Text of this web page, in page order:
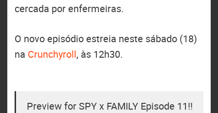
cercada por enfermeiras.
O novo episódio estreia neste sábado (18)
na Crunchyroll, às 12h30.
Preview for SPY x FAMILY Episode 11!!